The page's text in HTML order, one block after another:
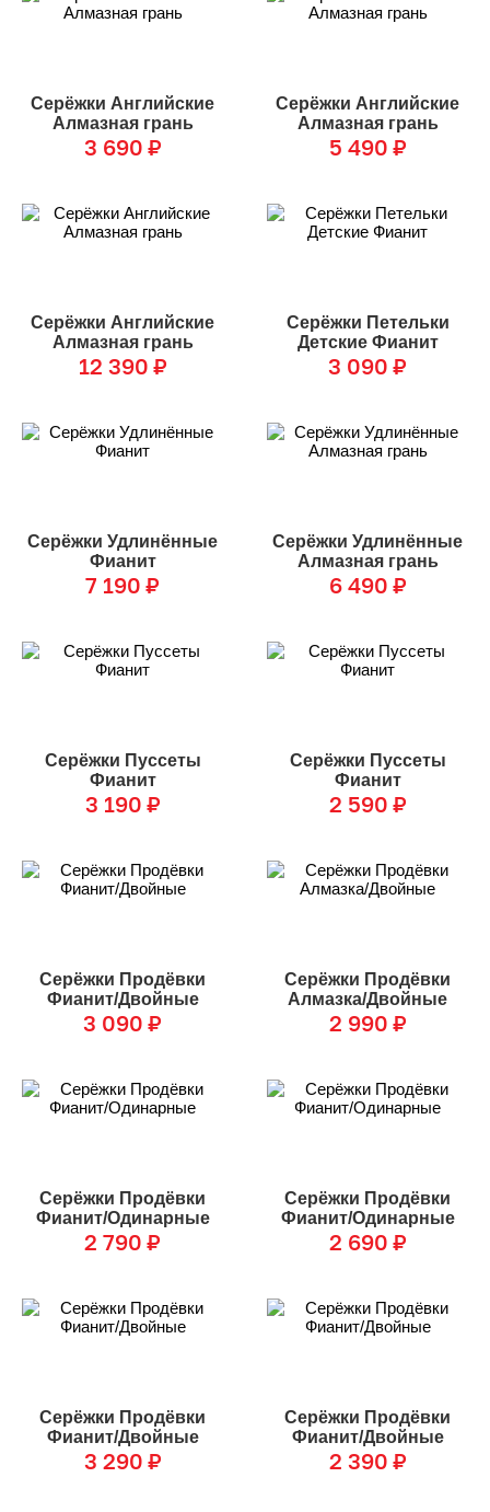
Серёжки Английские
Алмазная грань
3 690 ₽
Серёжки Английские
Алмазная грань
5 490 ₽
Серёжки Английские
Алмазная грань
12 390 ₽
Серёжки Петельки
Детские Фианит
3 090 ₽
Серёжки Удлинённые
Фианит
7 190 ₽
Серёжки Удлинённые
Алмазная грань
6 490 ₽
Серёжки Пуссеты
Фианит
3 190 ₽
Серёжки Пуссеты
Фианит
2 590 ₽
Серёжки Продёвки
Фианит/Двойные
3 090 ₽
Серёжки Продёвки
Алмазка/Двойные
2 990 ₽
Серёжки Продёвки
Фианит/Одинарные
2 790 ₽
Серёжки Продёвки
Фианит/Одинарные
2 690 ₽
Серёжки Продёвки
Фианит/Двойные
3 290 ₽
Серёжки Продёвки
Фианит/Двойные
2 390 ₽